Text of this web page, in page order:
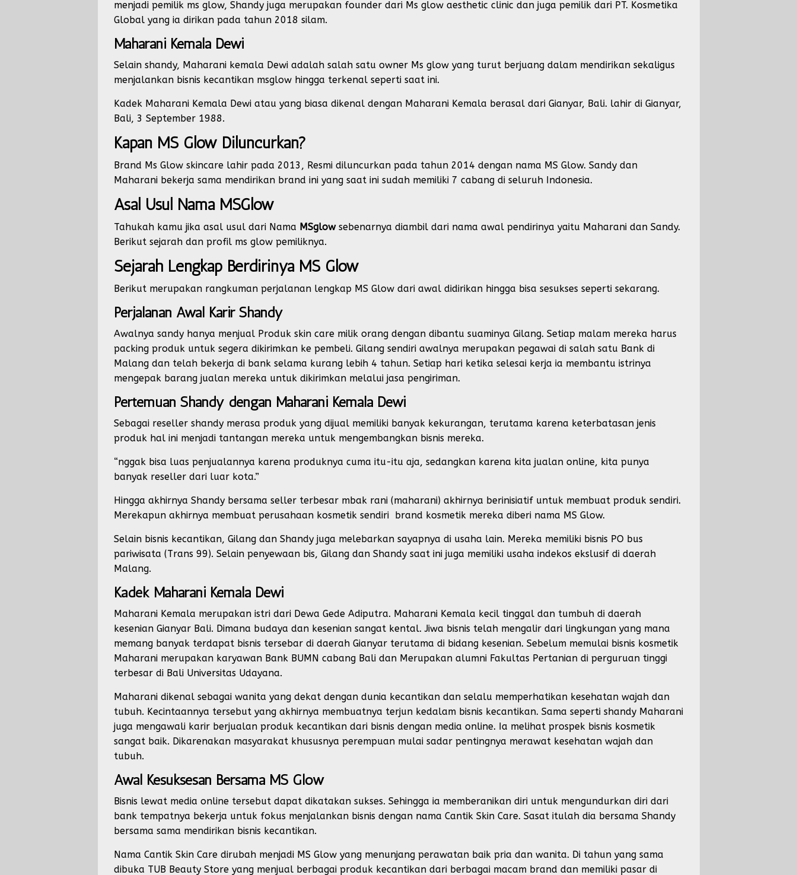
menjadi pemilik ms glow, Shandy juga merupakan founder dari Ms glow aesthetic clinic dan juga pemilik dari PT. Kosmetika
Global yang ia dirikan pada tahun 2018 silam.
Maharani Kemala Dewi
Selain shandy, Maharani kemala Dewi adalah salah satu owner Ms glow yang turut berjuang dalam mendirikan sekaligus
menjalankan bisnis kecantikan msglow hingga terkenal seperti saat ini.
Kadek Maharani Kemala Dewi atau yang biasa dikenal dengan Maharani Kemala berasal dari Gianyar, Bali. lahir di Gianyar,
Bali, 3 September 1988.
Kapan MS Glow Diluncurkan?
Brand Ms Glow skincare lahir pada 2013, Resmi diluncurkan pada tahun 2014 dengan nama MS Glow. Sandy dan
Maharani bekerja sama mendirikan brand ini yang saat ini sudah memiliki 7 cabang di seluruh Indonesia.
Asal Usul Nama MSGlow
Tahukah kamu jika asal usul dari Nama MSglow sebenarnya diambil dari nama awal pendirinya yaitu Maharani dan Sandy.
Berikut sejarah dan profil ms glow pemiliknya.
Sejarah Lengkap Berdirinya MS Glow
Berikut merupakan rangkuman perjalanan lengkap MS Glow dari awal didirikan hingga bisa sesukses seperti sekarang.
Perjalanan Awal Karir Shandy
Awalnya sandy hanya menjual Produk skin care milik orang dengan dibantu suaminya Gilang. Setiap malam mereka harus
packing produk untuk segera dikirimkan ke pembeli. Gilang sendiri awalnya merupakan pegawai di salah satu Bank di
Malang dan telah bekerja di bank selama kurang lebih 4 tahun. Setiap hari ketika selesai kerja ia membantu istrinya
mengepak barang jualan mereka untuk dikirimkan melalui jasa pengiriman.
Pertemuan Shandy dengan Maharani Kemala Dewi
Sebagai reseller shandy merasa produk yang dijual memiliki banyak kekurangan, terutama karena keterbatasan jenis
produk hal ini menjadi tantangan mereka untuk mengembangkan bisnis mereka.
“nggak bisa luas penjualannya karena produknya cuma itu-itu aja, sedangkan karena kita jualan online, kita punya
banyak reseller dari luar kota.”
Hingga akhirnya Shandy bersama seller terbesar mbak rani (maharani) akhirnya berinisiatif untuk membuat produk sendiri.
Merekapun akhirnya membuat perusahaan kosmetik sendiri brand kosmetik mereka diberi nama MS Glow.
Selain bisnis kecantikan, Gilang dan Shandy juga melebarkan sayapnya di usaha lain. Mereka memiliki bisnis PO bus
pariwisata (Trans 99). Selain penyewaan bis, Gilang dan Shandy saat ini juga memiliki usaha indekos ekslusif di daerah
Malang.
Kadek Maharani Kemala Dewi
Maharani Kemala merupakan istri dari Dewa Gede Adiputra. Maharani Kemala kecil tinggal dan tumbuh di daerah
kesenian Gianyar Bali. Dimana budaya dan kesenian sangat kental. Jiwa bisnis telah mengalir dari lingkungan yang mana
memang banyak terdapat bisnis tersebar di daerah Gianyar terutama di bidang kesenian. Sebelum memulai bisnis kosmetik
Maharani merupakan karyawan Bank BUMN cabang Bali dan Merupakan alumni Fakultas Pertanian di perguruan tinggi
terbesar di Bali Universitas Udayana.
Maharani dikenal sebagai wanita yang dekat dengan dunia kecantikan dan selalu memperhatikan kesehatan wajah dan
tubuh. Kecintaannya tersebut yang akhirnya membuatnya terjun kedalam bisnis kecantikan. Sama seperti shandy Maharani
juga mengawali karir berjualan produk kecantikan dari bisnis dengan media online. Ia melihat prospek bisnis kosmetik
sangat baik. Dikarenakan masyarakat khususnya perempuan mulai sadar pentingnya merawat kesehatan wajah dan
tubuh.
Awal Kesuksesan Bersama MS Glow
Bisnis lewat media online tersebut dapat dikatakan sukses. Sehingga ia memberanikan diri untuk mengundurkan diri dari
bank tempatnya bekerja untuk fokus menjalankan bisnis dengan nama Cantik Skin Care. Sasat itulah dia bersama Shandy
bersama sama mendirikan bisnis kecantikan.
Nama Cantik Skin Care dirubah menjadi MS Glow yang menunjang perawatan baik pria dan wanita. Di tahun yang sama
dibuka TUB Beauty Store yang menjual berbagai produk kecantikan dari berbagai macam brand dan memiliki pasar di